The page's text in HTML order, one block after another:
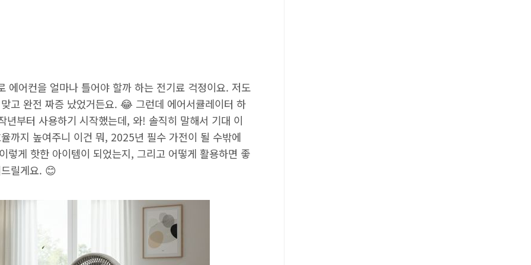
에어컨을 얼마나 틀어야 할까 하는 전기료 걱정이요. 저도
고 완전 짜증 났었거든요. 😂 그런데 에어서큘레이터 하
부터 사용하기 시작했는데, 와! 솔직히 말해서 기대 이
까지 높여주니 이건 뭐, 2025년 필수 가전이 될 수밖에
렇게 핫한 아이템이 되었는지, 그리고 어떻게 활용하면 좋
릴게요. 😊